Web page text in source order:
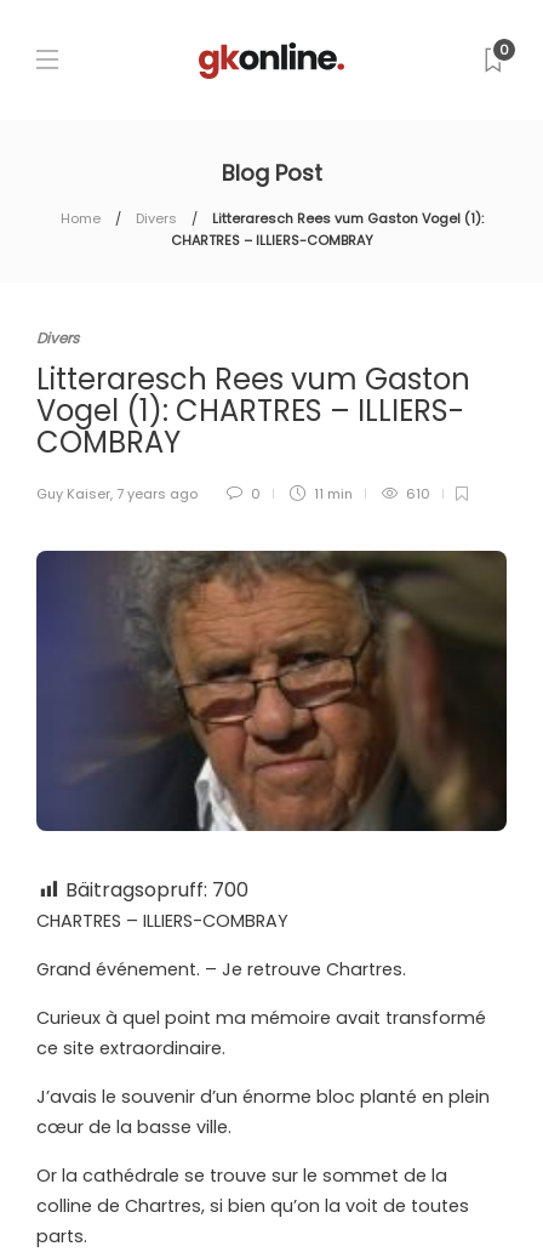
0
Blog Post
Home Divers
Litteraresch Rees vum Gaston Vogel (1):
CHARTRES – ILLIERS-COMBRAY
Divers
Litteraresch Rees vum Gaston
Vogel (1): CHARTRES – ILLIERS-
COMBRAY
Guy Kaiser, 7 years ago 0 11 min 610
Bäitragsopruff: 700
CHARTRES – ILLIERS-COMBRAY
Grand événement. – Je retrouve Chartres.
Curieux à quel point ma mémoire avait transformé
ce site extraordinaire.
J’avais le souvenir d’un énorme bloc planté en plein
cœur de la basse ville.
Or la cathédrale se trouve sur le sommet de la
colline de Chartres, si bien qu’on la voit de toutes
parts.